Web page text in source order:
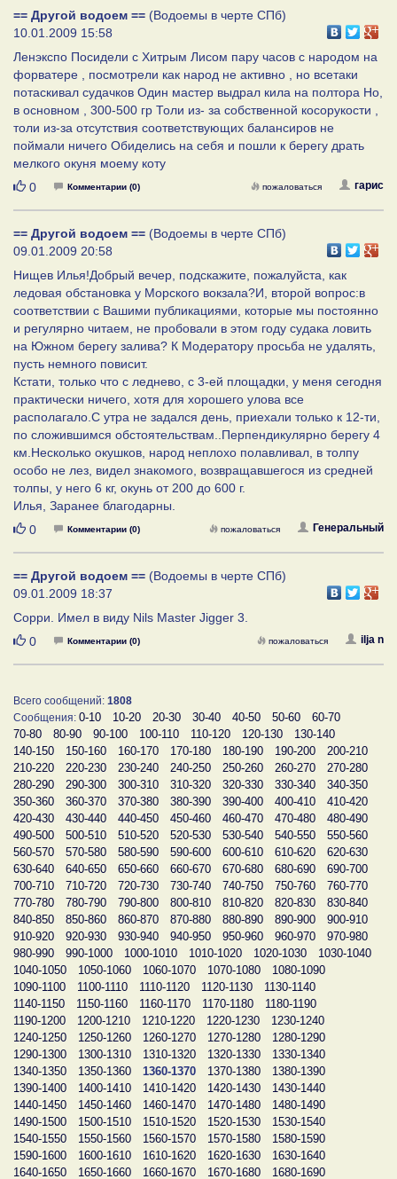
== Другой водоем == (Водоемы в черте СПб)
10.01.2009 15:58
Ленэкспо Посидели с Хитрым Лисом пару часов с народом на
форватере , посмотрели как народ не активно , но всетаки
потаскивал судачков Один мастер выдрал кила на полтора Но,
в основном , 300-500 гр Толи из- за собственной косорукости ,
толи из-за отсутствия соответствующих балансиров не
поймали ничего Обиделись на себя и пошли к берегу драть
мелкого окуня моему коту
Нравится
0 Комментарии (0) гарис
пожаловаться
== Другой водоем == (Водоемы в черте СПб)
09.01.2009 20:58
Нищев Илья!Добрый вечер, подскажите, пожалуйста, как
ледовая обстановка у Морского вокзала?И, второй вопрос:в
соответствии с Вашими публикациями, которые мы постоянно
и регулярно читаем, не пробовали в этом году судака ловить
на Южном берегу залива? К Модератору просьба не удалять,
пусть немного повисит.
Кстати, только что с леднево, с 3-ей площадки, у меня сегодня
практически ничего, хотя для хорошего улова все
располагало.С утра не задался день, приехали только к 12-ти,
по сложившимся обстоятельствам..Перпендикулярно берегу 4
км.Несколько окушков, народ неплохо полавливал, в толпу
особо не лез, видел знакомого, возвращавшегося из средней
толпы, у него 6 кг, окунь от 200 до 600 г.
Илья, Заранее благодарны.
Нравится
0 Комментарии (0) Генеральный
пожаловаться
== Другой водоем == (Водоемы в черте СПб)
09.01.2009 18:37
Сорри. Имел в виду Nils Master Jigger 3.
Нравится
0 Комментарии (0) ilja n
пожаловаться
Всего сообщений: 1808
Сообщения: 0-10 10-20 20-30 30-40 40-50 50-60
60-70
70-80
80-90 90-100 100-110 110-120 120-130
130-140
140-150
150-160 160-170 170-180 180-190 190-200
200-210
210-220
220-230 230-240 240-250 250-260 260-270
270-280
280-290
290-300 300-310 310-320 320-330 330-340
340-350
350-360
360-370 370-380 380-390 390-400 400-410
410-420
420-430
430-440 440-450 450-460 460-470 470-480
480-490
490-500
500-510 510-520 520-530 530-540 540-550
550-560
560-570
570-580 580-590 590-600 600-610 610-620
620-630
630-640
640-650 650-660 660-670 670-680 680-690
690-700
700-710
710-720 720-730 730-740 740-750 750-760
760-770
770-780
780-790 790-800 800-810 810-820 820-830
830-840
840-850
850-860 860-870 870-880 880-890 890-900
900-910
910-920
920-930 930-940 940-950 950-960 960-970
970-980
980-990
990-1000 1000-1010 1010-1020 1020-1030
1030-1040
1040-1050
1050-1060 1060-1070 1070-1080
1080-1090
1090-1100
1100-1110 1110-1120 1120-1130
1130-1140
1140-1150
1150-1160 1160-1170 1170-1180
1180-1190
1190-1200
1200-1210 1210-1220 1220-1230
1230-1240
1240-1250
1250-1260 1260-1270 1270-1280
1280-1290
1290-1300
1300-1310 1310-1320 1320-1330
1330-1340
1340-1350
1350-1360 1360-1370 1370-1380
1380-1390
1390-1400
1400-1410 1410-1420 1420-1430
1430-1440
1440-1450
1450-1460 1460-1470 1470-1480
1480-1490
1490-1500
1500-1510 1510-1520 1520-1530
1530-1540
1540-1550
1550-1560 1560-1570 1570-1580
1580-1590
1590-1600
1600-1610 1610-1620 1620-1630
1630-1640
1640-1650
1650-1660 1660-1670 1670-1680
1680-1690